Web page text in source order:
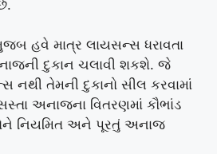
હવે માત્ર લાયસન્સ ધરાવતા
દુકાન ચલાવી શકશે. જે
નથી તેમની દુકાનો સીલ કરવામાં
અનાજના વિતરણમાં કૌભાંડ
નિયમિત અને પૂરતું અનાજ